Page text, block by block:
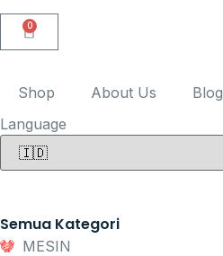
0
Shop About Us Blog
Language
Semua Kategori
MESIN